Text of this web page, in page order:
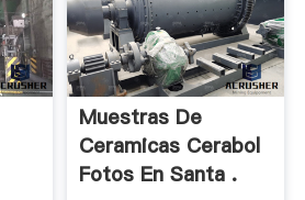
Muestras De
Ceramicas Cerabol
Fotos En Santa .